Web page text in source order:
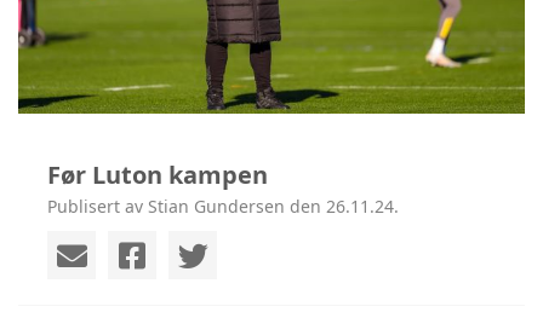
Før Luton kampen
Publisert av Stian Gundersen den 26.11.24.